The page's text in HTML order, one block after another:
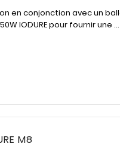
en conjonction avec un
IODURE pour fournir une ...
M8